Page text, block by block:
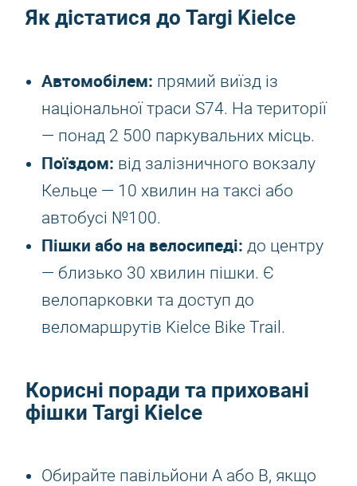
Як дістатися до Targi Kielce
Автомобілем: прямий виїзд із
національної траси S74. На території
— понад 2 500 паркувальних місць.
Поїздом: від залізничного вокзалу
Кельце — 10 хвилин на таксі або
автобусі №100.
Пішки або на велосипеді: до центру
— близько 30 хвилин пішки. Є
велопарковки та доступ до
веломаршрутів Kielce Bike Trail.
Корисні поради та приховані
фішки Targi Kielce
Обирайте павільйони A або B, якщо